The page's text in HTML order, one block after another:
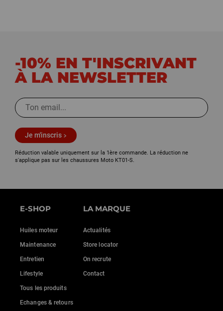
-10% EN T'INSCRIVANT
À LA NEWSLETTER
Je m'inscris
Réduction valable uniquement sur la 1ère commande. La réduction ne
s'applique pas sur les chaussures Moto KT01-S.
E-SHOP
Huiles moteur
Maintenance
Entretien
Lifestyle
Tous les produits
Echanges & retours
LA MARQUE
Actualités
Store locator
On recrute
Contact